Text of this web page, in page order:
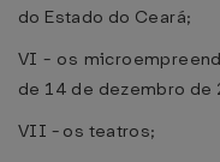
do Estado do Ceará;
VI - os
de 14 de dezembro de
VII - os teatros;